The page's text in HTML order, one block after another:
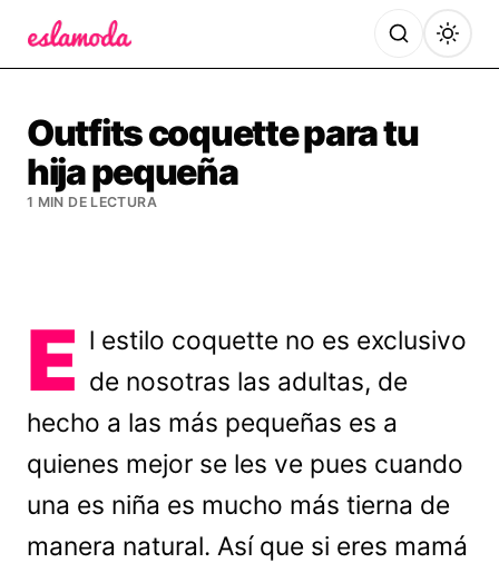
Outfits coquette para tu
hija pequeña
1 MIN DE LECTURA
E l estilo coquette no es exclusivo
de nosotras las adultas, de
hecho a las más pequeñas es a
quienes mejor se les ve pues cuando
una es niña es mucho más tierna de
manera natural. Así que si eres mamá